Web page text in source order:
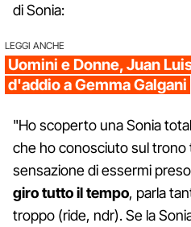
di Sonia:
LEGGI ANCHE
Uomini e Donne, Juan
d'addio a Gemma Galgani
"Ho scoperto una Sonia
che ho conosciuto sul trono
sensazione di essermi
giro tutto il tempo, parla
troppo (ride, ndr). Se la